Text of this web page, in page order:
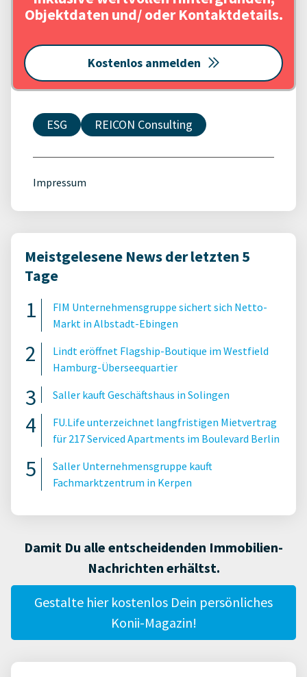
Objektdaten und/ oder Kontaktdetails.
Kostenlos anmelden
ESG REICON Consulting
Impressum
Meistgelesene News der letzten 5
Tage
FIM Unternehmensgruppe sichert sich Netto-
Markt in Albstadt-Ebingen
Lindt eröffnet Flagship-Boutique im Westfield
Hamburg-Überseequartier
Saller kauft Geschäftshaus in Solingen
FU.Life unterzeichnet langfristigen Mietvertrag
für 217 Serviced Apartments im Boulevard Berlin
Saller Unternehmensgruppe kauft
Fachmarktzentrum in Kerpen
Damit Du alle entscheidenden Immobilien-
Nachrichten erhältst.
Gestalte hier kostenlos Dein persönliches
Konii-Magazin!